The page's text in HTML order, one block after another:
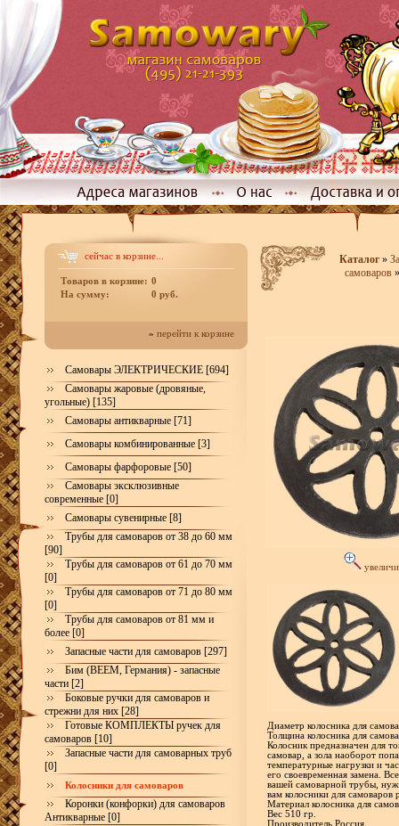
сейчас в корзине...
Товаров в корзине: 0
На сумму:
0 руб.
» перейти к корзине
Самовары ЭЛЕКТРИЧЕСКИЕ [694]
Самовары жаровые (дровяные,
угольные) [135]
Самовары антикварные [71]
Самовары комбинированные [3]
Самовары фарфоровые [50]
Самовары эксклюзивные
современные [0]
Самовары сувенирные [8]
Трубы для самоваров от 38 до 60 мм
[90]
Трубы для самоваров от 61 до 70 мм
[0]
Трубы для самоваров от 71 до 80 мм
[0]
Трубы для самоваров от 81 мм и
более [0]
Запасные части для самоваров [297]
Бим (BEEM, Германия) - запасные
части [2]
Боковые ручки для самоваров и
стрежни для них [28]
Готовые КОМПЛЕКТЫ ручек для
самоваров [10]
Запасные части для самоварных труб
[0]
Колосники для самоваров
Коронки (конфорки) для самоваров
Антикварные [0]
Каталог»
самоваров
Диаметр колосника для
Толщина колосника для
Колосник предназначен для
самовар, а зола наоборот
температурные нагрузки и
его своевременная замена.
вашей самоварной трубы,
вам колосники для самоваров
Материал колосника для
Вес 510 гр.
Производитель Россия